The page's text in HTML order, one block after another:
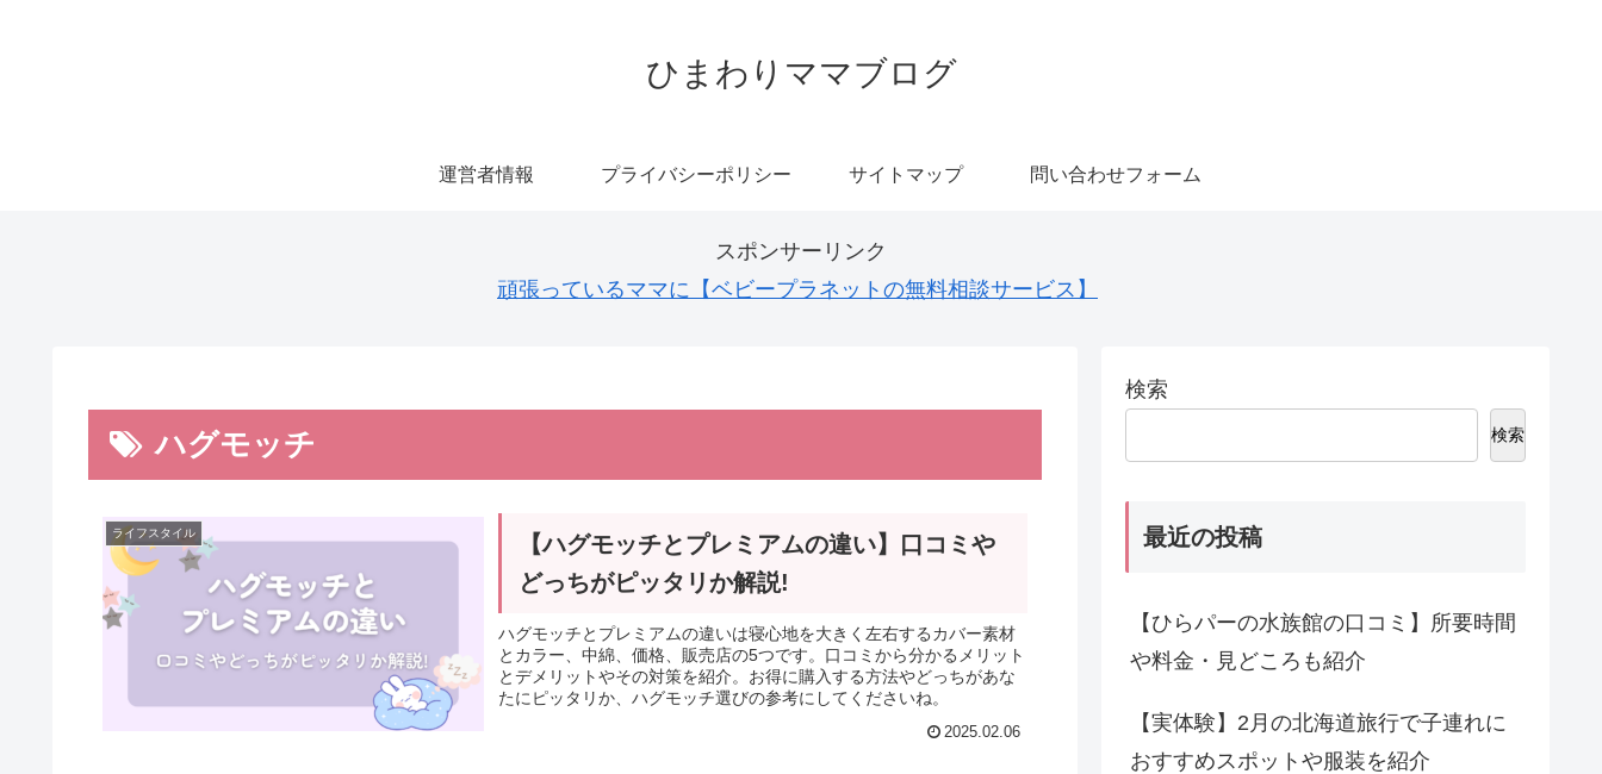
ひまわりママブログ
運営者情報 プライバシーポリシー サイトマップ 問い合わせフォーム
スポンサーリンク
頑張っているママに【ベビープラネットの無料相談サービス】
ハグモッチ
ライフスタイル
【ハグモッチとプレミアムの違い】口コミや
どっちがピッタリか解説!
ハグモッチとプレミアムの違いは寝心地を大きく左右するカバー素材
とカラー、中綿、価格、販売店の5つです。口コミから分かるメリット
とデメリットやその対策を紹介。お得に購入する方法やどっちがあな
たにピッタリか、ハグモッチ選びの参考にしてくださいね。
2025.02.06
検索
検索
最近の投稿
【ひらパーの水族館の口コミ】所要時間
や料金・見どころも紹介
【実体験】2月の北海道旅行で子連れに
おすすめスポットや服装を紹介